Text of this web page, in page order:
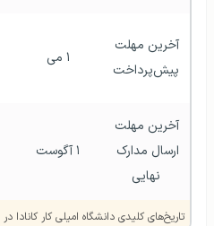
پیش‌پرداخت
۱ می
نهایی
۱ آگوست
تاریخ‌های کلیدی دانشگاه امیلی کار کانادا در